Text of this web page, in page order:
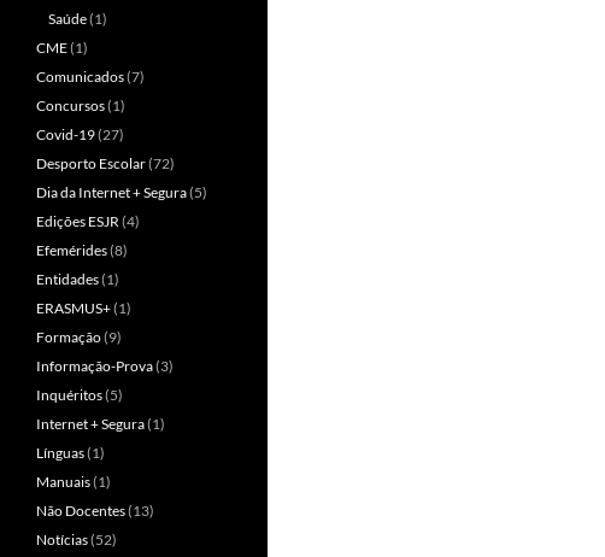
Saúde(1)
CME(1)
Comunicados(7)
Concursos(1)
Covid-19(27)
Desporto Escolar(72)
Dia da Internet + Segura(5)
Edições ESJR (4)
Efemérides(8)
Entidades(1)
ERASMUS+(1)
Formação(9)
Informação-Prova(3)
Inquéritos(5)
Internet + Segura(1)
Línguas(1)
Manuais(1)
Não Docentes(13)
Notícias(52)